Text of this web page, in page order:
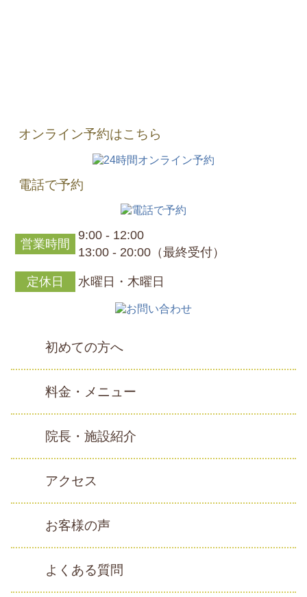
オンライン予約はこちら
電話で予約
営業時間
9:00 - 12:00
13:00 - 20:00（最終受付）
定休日 水曜日・木曜日
初めての方へ
料金・メニュー
院長・施設紹介
アクセス
お客様の声
よくある質問